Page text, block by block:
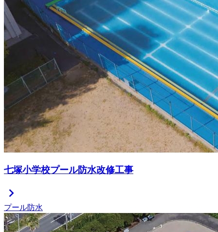
七塚小学校プール防水改修工事
chevron_right
プール防水